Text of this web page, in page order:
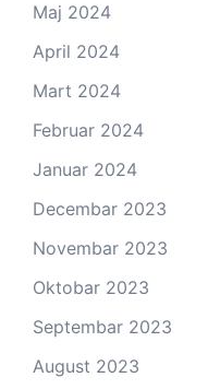
Maj 2024
April 2024
Mart 2024
Februar 2024
Januar 2024
Decembar 2023
Novembar 2023
Oktobar 2023
Septembar 2023
August 2023